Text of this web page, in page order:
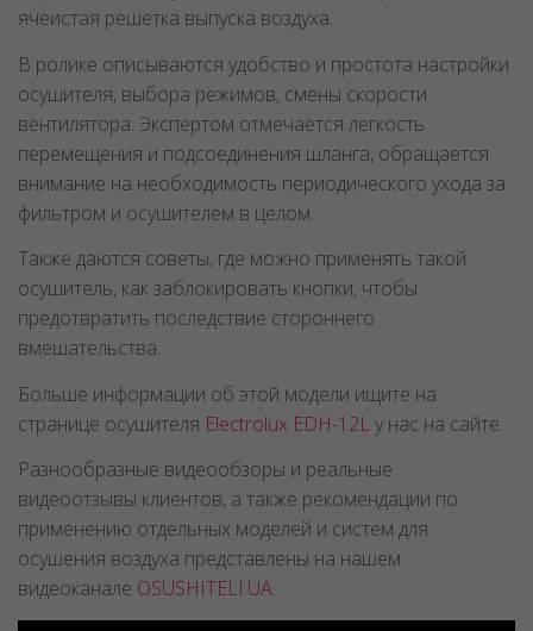
ячеистая решетка выпуска воздуха.
В ролике описываются удобство и простота настройки
осушителя, выбора режимов, смены скорости
вентилятора. Экспертом отмечается легкость
перемещения и подсоединения шланга, обращается
внимание на необходимость периодического ухода за
фильтром и осушителем в целом.
Также даются советы, где можно применять такой
осушитель, как заблокировать кнопки, чтобы
предотвратить последствие стороннего
вмешательства.
Больше информации об этой модели ищите на
странице осушителя Electrolux EDH-12Lу нас на сайте.
Разнообразные видеообзоры и реальные
видеоотзывы клиентов, а также рекомендации по
применению отдельных моделей и систем для
осушения воздуха представлены на нашем
видеоканале OSUSHITELI.UA.